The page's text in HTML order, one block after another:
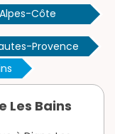
Côte
Provence
Les Bains